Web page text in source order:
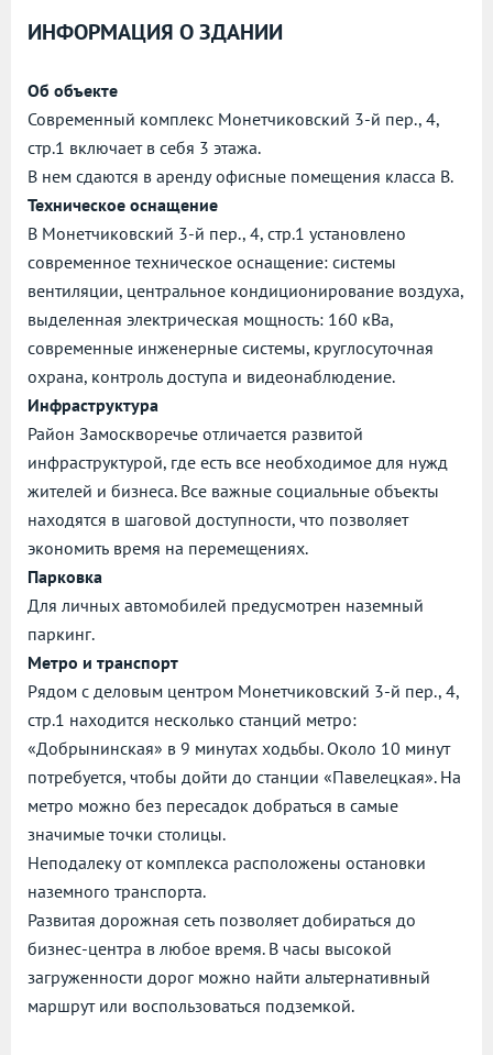
ИНФОРМАЦИЯ О ЗДАНИИ
Об объекте
Современный комплекс Монетчиковский 3-й пер., 4,
стр.1 включает в себя 3 этажа.
В нем сдаются в аренду офисные помещения класса B.
Техническое оснащение
В Монетчиковский 3-й пер., 4, стр.1 установлено
современное техническое оснащение: системы
вентиляции, центральное кондиционирование воздуха,
выделенная электрическая мощность: 160 кВа,
современные инженерные системы, круглосуточная
охрана, контроль доступа и видеонаблюдение.
Инфраструктура
Район Замоскворечье отличается развитой
инфраструктурой, где есть все необходимое для нужд
жителей и бизнеса. Все важные социальные объекты
находятся в шаговой доступности, что позволяет
экономить время на перемещениях.
Парковка
Для личных автомобилей предусмотрен наземный
паркинг.
Метро и транспорт
Рядом с деловым центром Монетчиковский 3-й пер., 4,
стр.1 находится несколько станций метро:
«Добрынинская» в 9 минутах ходьбы. Около 10 минут
потребуется, чтобы дойти до станции «Павелецкая». На
метро можно без пересадок добраться в самые
значимые точки столицы.
Неподалеку от комплекса расположены остановки
наземного транспорта.
Развитая дорожная сеть позволяет добираться до
бизнес-центра в любое время. В часы высокой
загруженности дорог можно найти альтернативный
маршрут или воспользоваться подземкой.